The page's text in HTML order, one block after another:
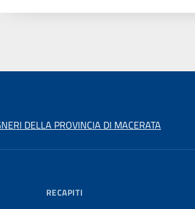
DELLA PROVINCIA DI MACERATA
RECAPITI